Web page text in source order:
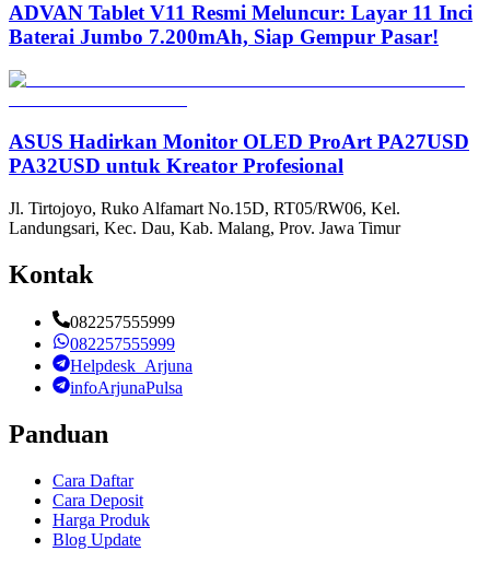
ADVAN Tablet V11 Resmi Meluncur: Layar 11 Inci
Baterai Jumbo 7.200mAh, Siap Gempur Pasar!
ASUS Hadirkan Monitor OLED ProArt PA27USD
PA32USD untuk Kreator Profesional
Jl. Tirtojoyo, Ruko Alfamart No.15D, RT05/RW06, Kel.
Landungsari, Kec. Dau, Kab. Malang, Prov. Jawa Timur
Kontak
082257555999
082257555999
Helpdesk_Arjuna
infoArjunaPulsa
Panduan
Cara Daftar
Cara Deposit
Harga Produk
Blog Update